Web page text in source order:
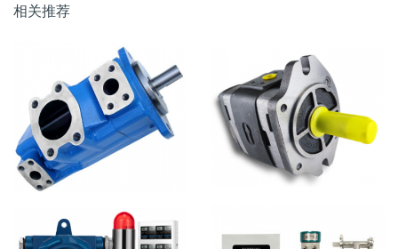
相关推荐
FK8-WK系列叶片泵